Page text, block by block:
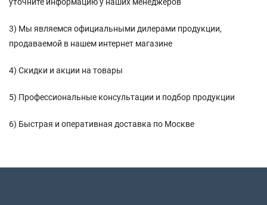
3) Мы являемся официальными дилерами продукции,
продаваемой в нашем интернет магазине
4) Скидки и акции на товары
5) Профессиональные консультации и подбор продукции
6) Быстрая и оперативная доставка по Москве